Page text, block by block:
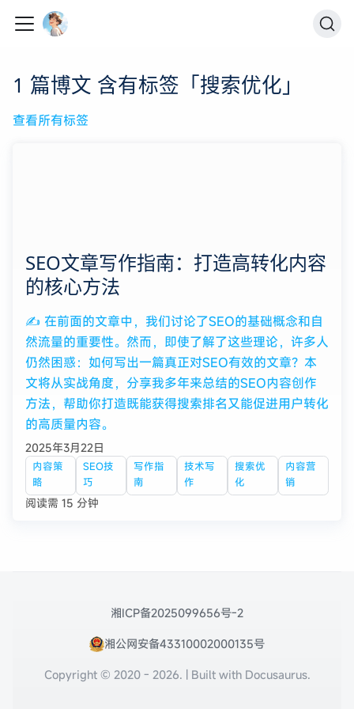
1 篇博文 含有标签「搜索优化」
查看所有标签
SEO文章写作指南：打造高转化内容
的核心方法
✍️ 在前面的文章中，我们讨论了SEO的基础概念和自
然流量的重要性。然而，即使了解了这些理论，许多人
仍然困惑：如何写出一篇真正对SEO有效的文章？本
文将从实战角度，分享我多年来总结的SEO内容创作
方法，帮助你打造既能获得搜索排名又能促进用户转化
的高质量内容。
2025年3月22日
内容策
略
SEO技
巧
写作指
南
技术写
作
搜索优
化
内容营
销
阅读需 15 分钟
湘ICP备2025099656号-2
湘公网安备43310002000135号
Copyright © 2020 - 2026. | Built with Docusaurus.